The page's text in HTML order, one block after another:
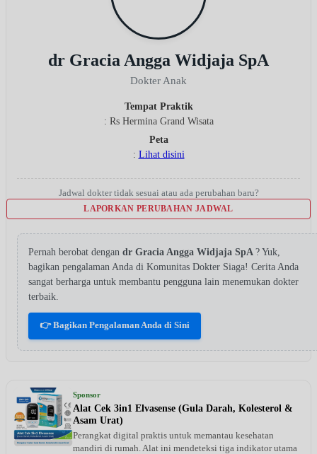
dr Gracia Angga Widjaja SpA
Dokter Anak
Tempat Praktik
: Rs Hermina Grand Wisata
Peta
: Lihat disini
Jadwal dokter tidak sesuai atau ada perubahan baru?
LAPORKAN PERUBAHAN JADWAL
Pernah berobat dengan dr Gracia Angga Widjaja SpA ? Yuk,
bagikan pengalaman Anda di Komunitas Dokter Siaga! Cerita Anda
sangat berharga untuk membantu pengguna lain menemukan dokter
terbaik.
👉 Bagikan Pengalaman Anda di Sini
Sponsor
Alat Cek 3in1 Elvasense (Gula Darah, Kolesterol &
Asam Urat)
Perangkat digital praktis untuk memantau kesehatan
mandiri di rumah. Alat ini mendeteksi tiga indikator utama